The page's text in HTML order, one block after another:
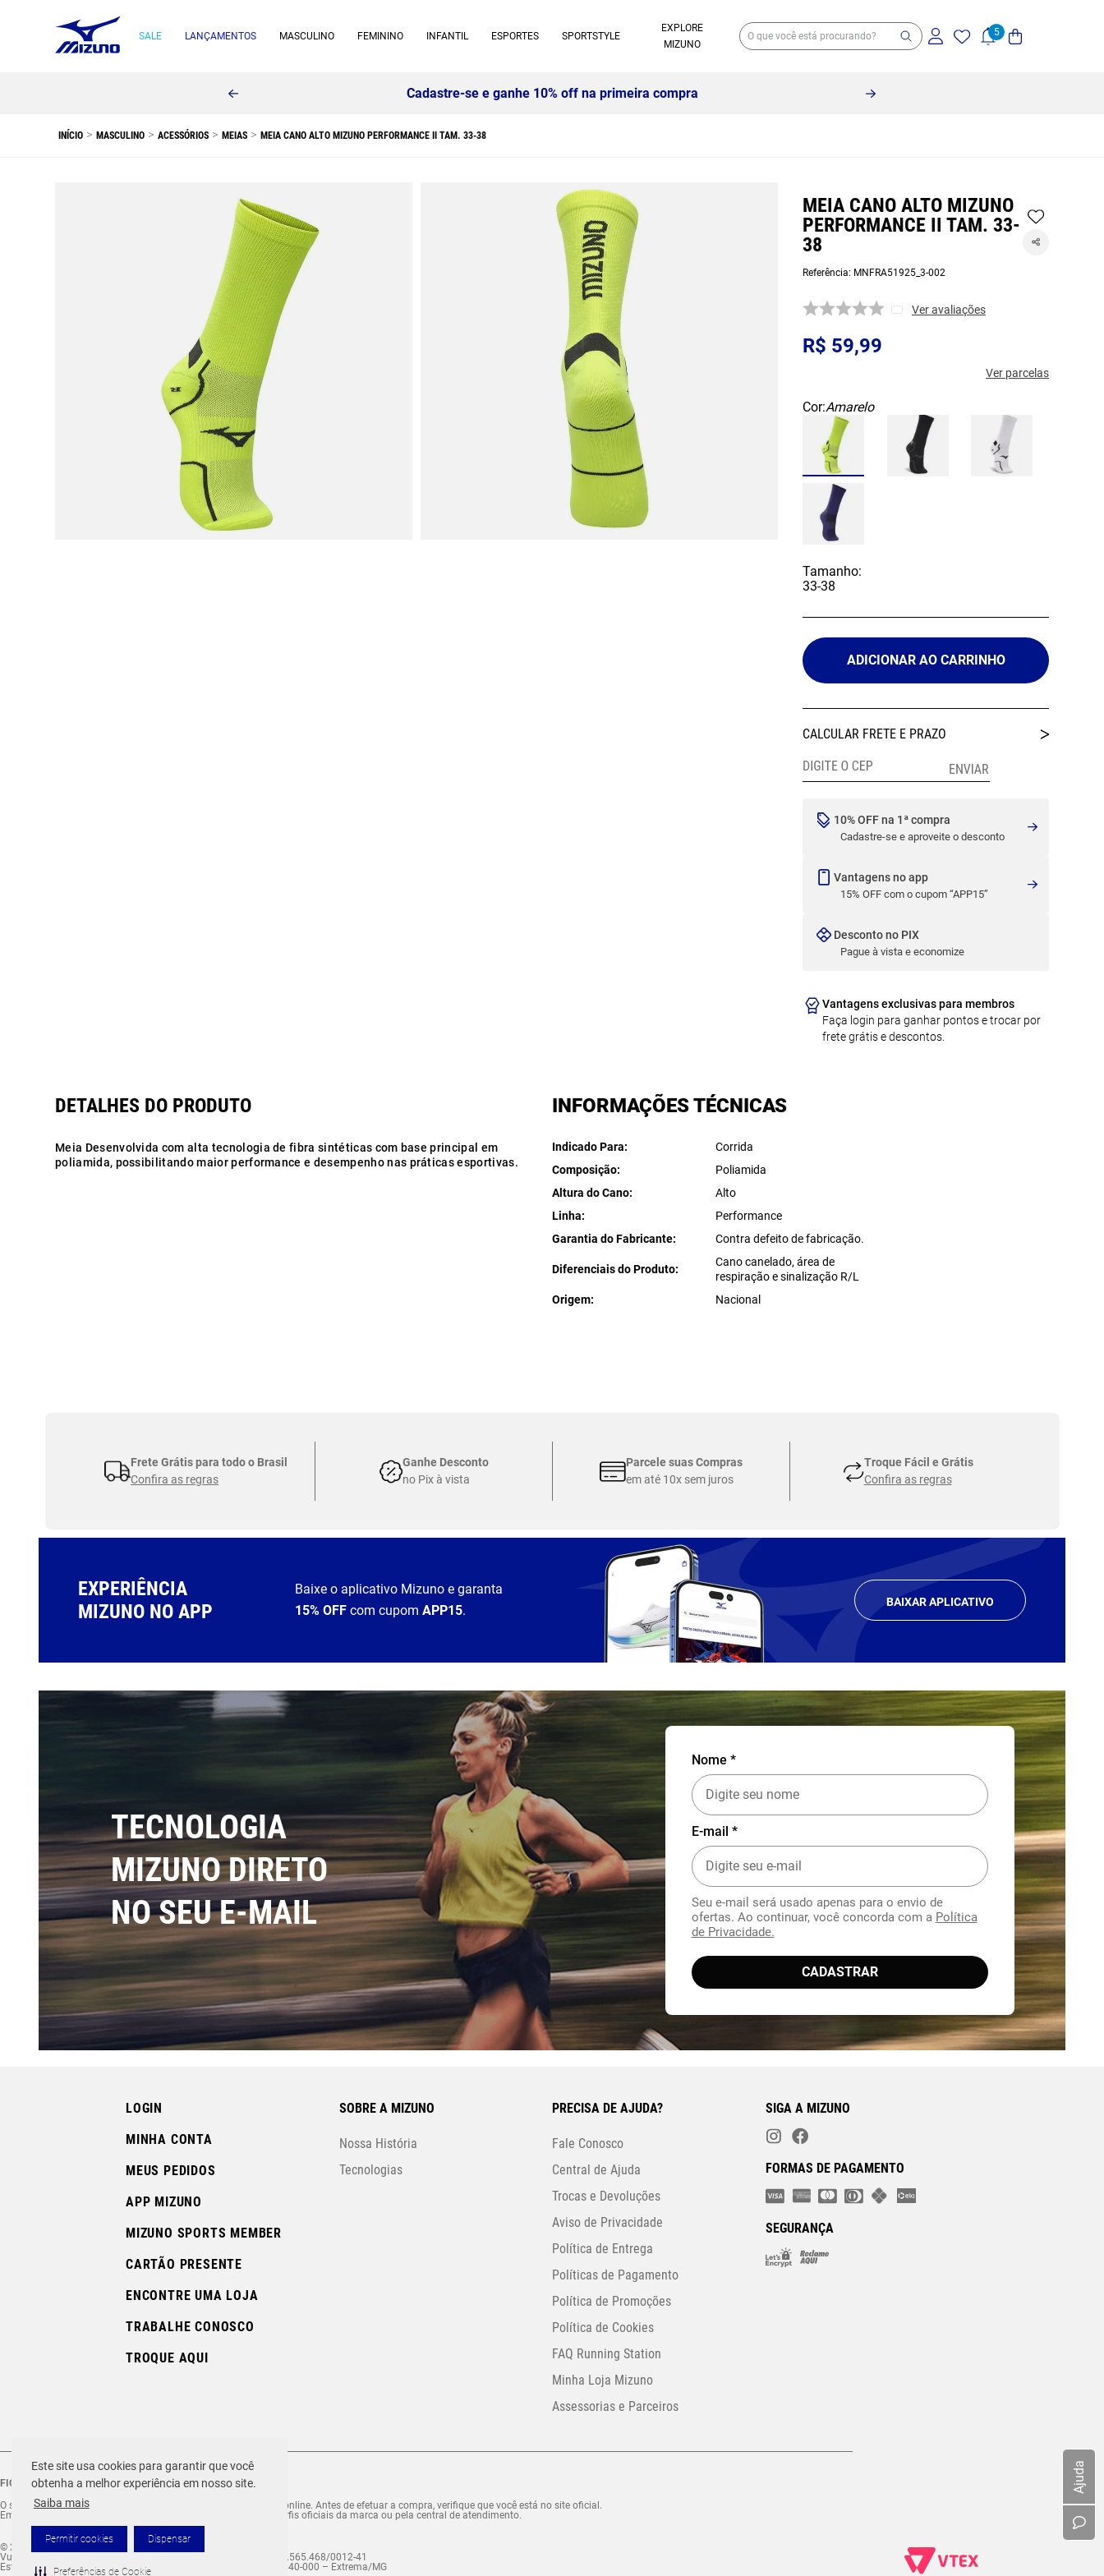
Este site usa cookies para garantir que você
obtenha a melhor experiência em nosso site.
Saiba mais
Permitir cookies Dispensar
Preferências de Cookie
SALE LANÇAMENTOS MASCULINO FEMININO INFANTIL ESPORTES SPORTSTYLE
EXPLORE
MIZUNO
Cadastre-se e ganhe 10% off na primeira compra
Ajuda
MASCULINO ACESSÓRIOS MEIAS MEIA CANO ALTO MIZUNO PERFORMANCE II TAM. 33-38
MEIA CANO ALTO MIZUNO
PERFORMANCE II TAM. 33-
38
Referência: MNFRA51925_3-002
Ver avaliações
R$ 59,99
Ver parcelas
Cor:Amarelo
Tamanho:
33-38
ADICIONAR AO CARRINHO
10% OFF na 1ª compra
Cadastre-se e aproveite o desconto
Vantagens no app
15% OFF com o cupom “APP15”
Desconto no PIX
Pague à vista e economize
Vantagens exclusivas para membros
Faça login para ganhar pontos e trocar por
frete grátis e descontos.
Meia Desenvolvida com alta tecnologia de fibra sintéticas com base principal em
poliamida, possibilitando maior performance e desempenho nas práticas esportivas.
INFORMAÇÕES TÉCNICAS
Indicado Para
Corrida
Composição
Poliamida
Altura do Cano
Alto
Linha
Performance
Garantia do Fabricante
Contra defeito de fabricação.
Diferenciais do Produto
Cano canelado, área de
respiração e sinalização R/L
Origem
Nacional
Frete Grátis para todo o Brasil
Confira as regras
Ganhe Desconto
no Pix à vista
Parcele suas Compras
em até 10x sem juros
Troque Fácil e Grátis
Confira as regras
EXPERIÊNCIA
MIZUNO NO APP
Baixe o aplicativo Mizuno e garanta
15% OFF com cupomAPP15.
BAIXAR APLICATIVO
TECNOLOGIA
MIZUNO DIRETO
NO SEU E-MAIL
Nome *
E-mail *
Seu e-mail será usado apenas para o envio de
ofertas. Ao continuar, você concorda com a Política
de Privacidade.
CADASTRAR
LOGIN
MINHA CONTA
MEUS PEDIDOS
APP MIZUNO
MIZUNO SPORTS MEMBER
CARTÃO PRESENTE
ENCONTRE UMA LOJA
TRABALHE CONOSCO
TROQUE AQUI
SOBRE A MIZUNO
Nossa História
Tecnologias
PRECISA DE AJUDA?
Fale Conosco
Central de Ajuda
Trocas e Devoluções
Aviso de Privacidade
Política de Entrega
Políticas de Pagamento
Política de Promoções
Política de Cookies
FAQ Running Station
Minha Loja Mizuno
Assessorias e Parceiros
SIGA A MIZUNO
FORMAS DE PAGAMENTO
SEGURANÇA
FIQUE ATENTO ÀS FRAUDES!
O site Mizuno.com.br é o site exclusivo da marca para compras online. Antes de efetuar a compra, verifique que você está no site oficial.
Em caso de dúvida ou comunicação suspeita, se informe nos perfis oficiais da marca ou pela central de atendimento.
© 2026 MIZUNO TODOS OS DIREITOS RESERVADOS.
Vulcabras – SP Comércio de Artigos Esportivos Ltda. – CNPJ 18.565.468/0012-41
Estrada Municipal Luiz Lopes Neto, n.º 21 – Tenentes – CEP. 37.640-000 – Extrema/MG